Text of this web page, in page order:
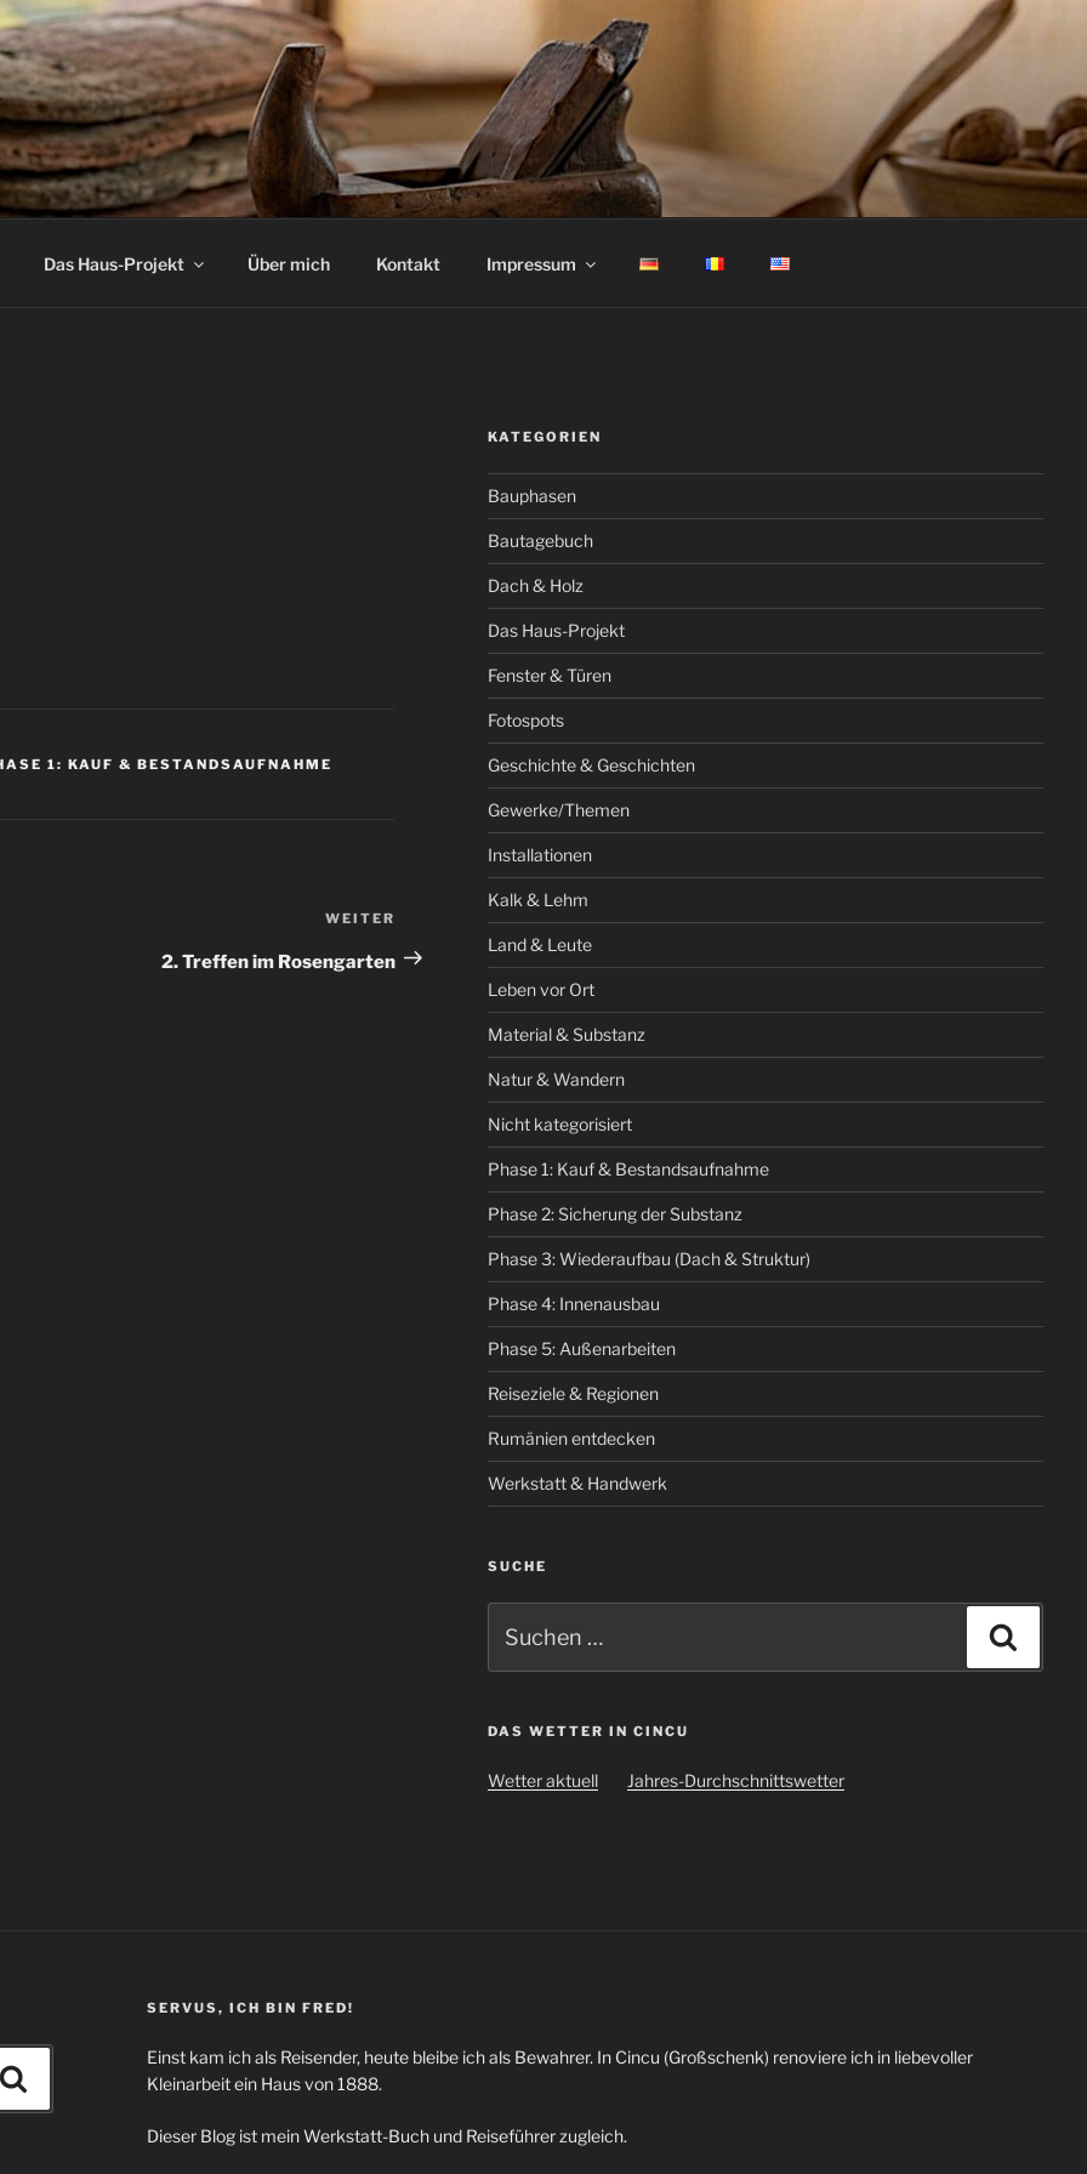
Das Haus-Projekt Über mich Kontakt Impressum
1: KAUF & BESTANDSAUFNAHME
Nächster
Beitrag
WEITER
2. Treffen im Rosengarten
KATEGORIEN
Bauphasen
Bautagebuch
Dach & Holz
Das Haus-Projekt
Fenster & Türen
Fotospots
Geschichte & Geschichten
Gewerke/Themen
Installationen
Kalk & Lehm
Land & Leute
Leben vor Ort
Material & Substanz
Natur & Wandern
Nicht kategorisiert
Phase 1: Kauf & Bestandsaufnahme
Phase 2: Sicherung der Substanz
Phase 3: Wiederaufbau (Dach & Struktur)
Phase 4: Innenausbau
Phase 5: Außenarbeiten
Reiseziele & Regionen
Rumänien entdecken
Werkstatt & Handwerk
SUCHE
nach:
DAS WETTER IN CINCU
Wetter aktuell Jahres-Durchschnittswetter
SERVUS, ICH BIN FRED!
Einst kam ich als Reisender, heute bleibe ich als Bewahrer. In Cincu (Großschenk) renoviere ich in liebevoller
Kleinarbeit ein Haus von 1888.
Dieser Blog ist mein Werkstatt-Buch und Reiseführer zugleich.